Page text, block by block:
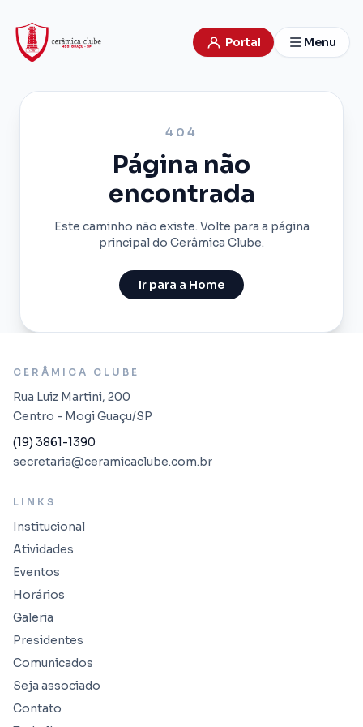
Portal Menu
404
Página não
encontrada
Este caminho não existe. Volte para a página
principal do Cerâmica Clube.
Ir para a Home
CERÂMICA CLUBE
Rua Luiz Martini, 200
Centro - Mogi Guaçu/SP
(19) 3861-1390
secretaria@ceramicaclube.com.br
LINKS
Institucional
Atividades
Eventos
Horários
Galeria
Presidentes
Comunicados
Seja associado
Contato